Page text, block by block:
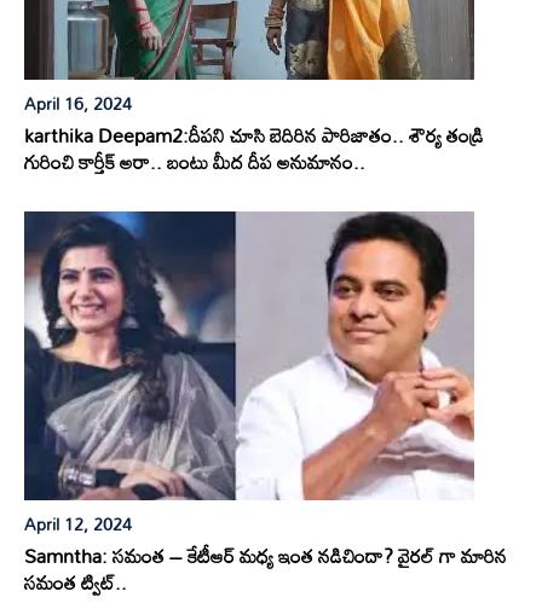
April 16, 2024
karthika Deepam2:దీపని చూసి బెదిరిన పారిజాతం.. శౌర్య తండ్రి
గురించి కార్తీక్ అరా.. బంటు మీద దీప అనుమానం..
April 12, 2024
Samntha: సమంత – కేటీఆర్ మధ్య ఇంత నడిచిందా? వైరల్ గా మారిన
సమంత ట్విట్..